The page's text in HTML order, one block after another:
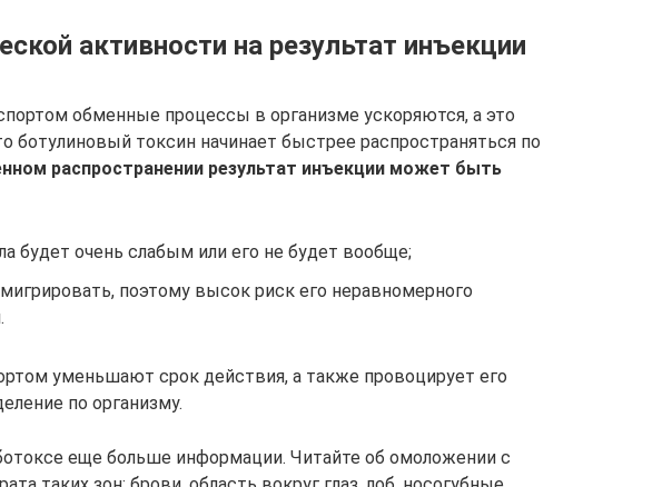
активности на результат инъекции
обменные процессы в организме ускоряются, а это
ботулиновый токсин начинает быстрее распространяться по
распространении результат инъекции может быть
будет очень слабым или его не будет вообще;
поэтому высок риск его неравномерного
уменьшают срок действия, а также провоцирует его
по организму.
еще больше информации. Читайте об омоложении с